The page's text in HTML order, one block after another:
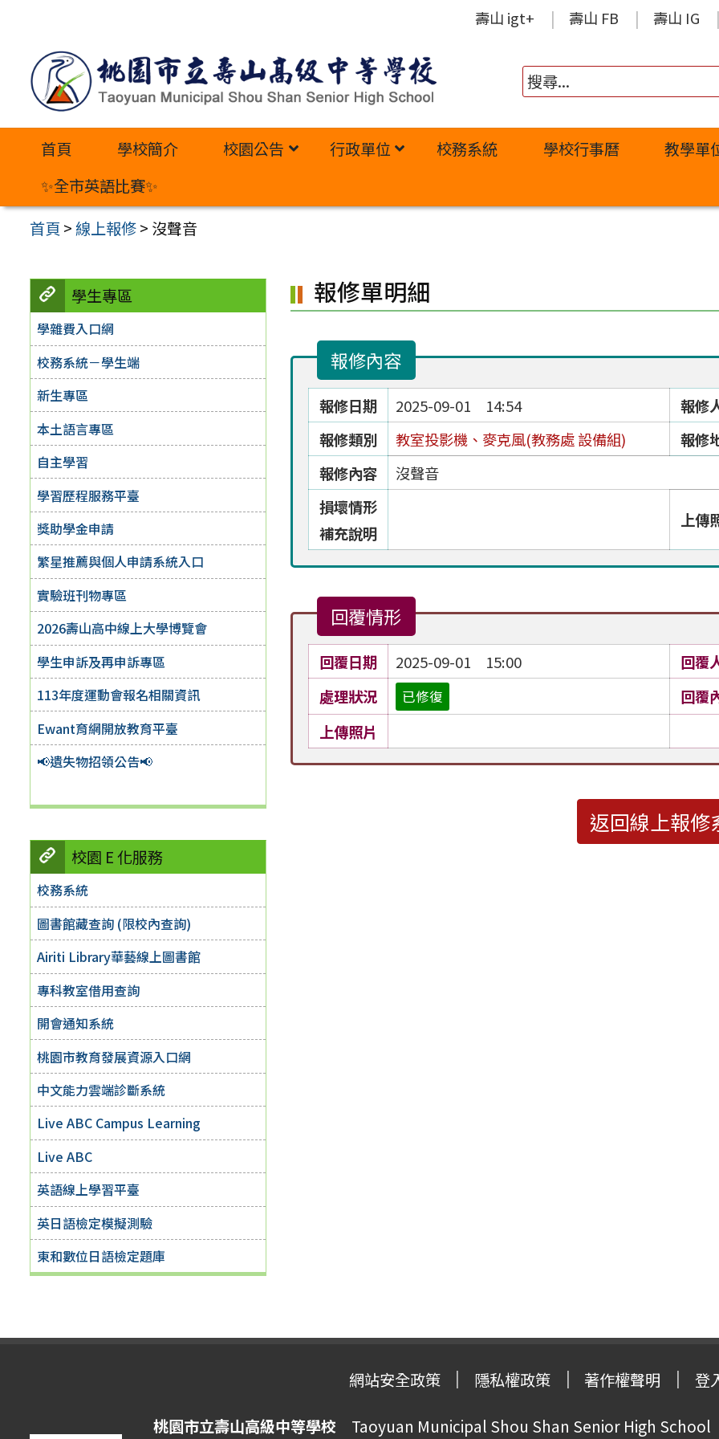
內
壽山 igt+ 壽山 FB 壽山 IG
首頁 學校簡介 校園公告 行政單位 校務系統 學校行事曆
教學單
✨全市英語比賽✨
首頁 >線上報修> 沒聲音
學生專區
學雜費入口網
校務系統－學生端
新生專區
本土語言專區
自主學習
學習歷程服務平臺
獎助學金申請
繁星推薦與個人申請系統入口
實驗班刊物專區
2026壽山高中線上大學博覽會
學生申訴及再申訴專區
113年度運動會報名相關資訊
Ewant育網開放教育平臺
📢遺失物招領公告📢
校園 E 化服務
校務系統
圖書館藏查詢 (限校內查詢)
Airiti Library華藝線上圖書館
專科教室借用查詢
開會通知系統
桃園市教育發展資源入口網
中文能力雲端診斷系統
Live ABC Campus Learning
Live ABC
英語線上學習平臺
英日語檢定模擬測驗
東和數位日語檢定題庫
報修單明細
報修內容
報修日期 2025-09-01 14:54
報修
報修類別
教室投影機、麥克風(教務處 設備組)
報修
報修內容
沒聲音
損壞情形
補充說明
上傳
回覆情形
回覆日期 2025-09-01 15:00
回覆
處理狀況
已修復
回覆
上傳照片
返回線上報修
網站安全政策 隱私權政策 著作權聲明 登
桃園市立壽山高級中等學校 Taoyuan Municipal Shou Shan Senior High School